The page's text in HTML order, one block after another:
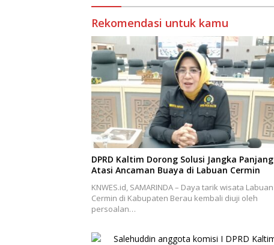
Rekomendasi untuk kamu
DPRD Kaltim Dorong Solusi Jangka Panjang
Atasi Ancaman Buaya di Labuan Cermin
KNWES.id, SAMARINDA – Daya tarik wisata Labuan
Cermin di Kabupaten Berau kembali diuji oleh
persoalan…